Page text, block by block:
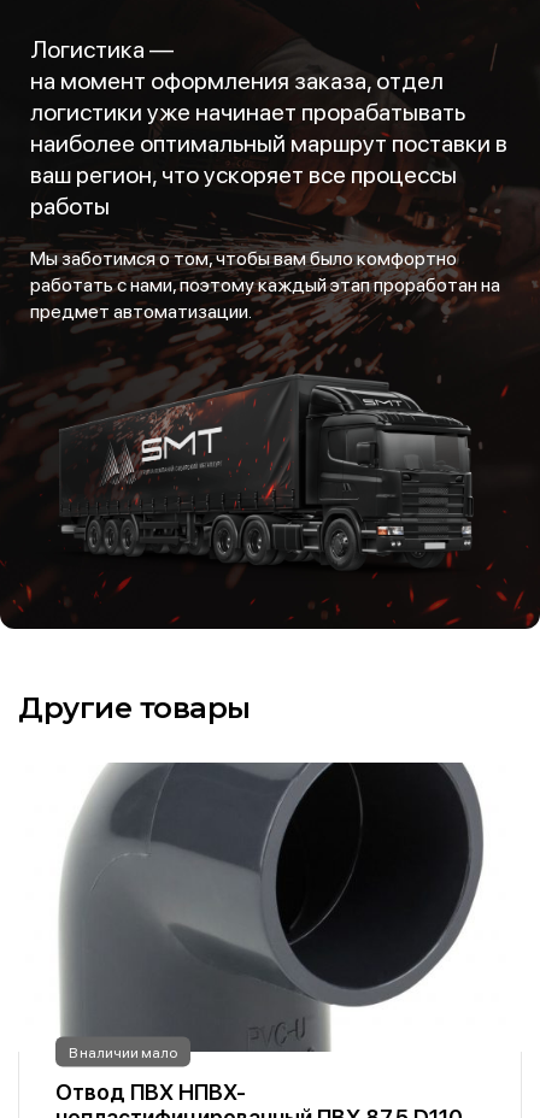
Логистика —
на момент оформления заказа, отдел
логистики уже начинает прорабатывать
наиболее оптимальный маршрут поставки в
ваш регион, что ускоряет все процессы
работы
Мы заботимся о том, чтобы вам было комфортно
работать с нами, поэтому каждый этап проработан на
предмет автоматизации.
Другие товары
В наличии мало
Отвод ПВХ НПВХ-